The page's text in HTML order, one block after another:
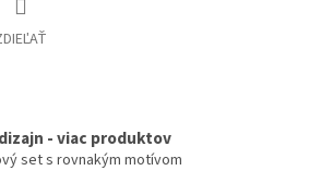
- viac produktov
set s rovnakým motívom